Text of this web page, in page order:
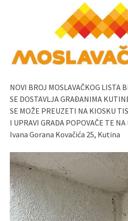
NOVI BROJ MOSLAVAČKOG LISTA
SE DOSTAVLJA GRAĐANIMA
SE MOŽE PREUZETI NA KIOSKU
I UPRAVI GRADA POPOVAČE TE NA
Ivana Gorana Kovačića 25, Kutina